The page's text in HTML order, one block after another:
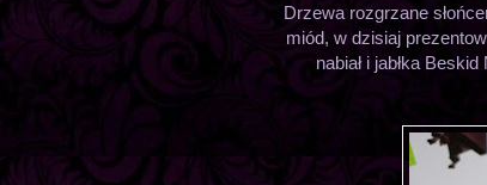
Drzewa rozgrzane
miód, w dzisiaj
nabiał i jabłka